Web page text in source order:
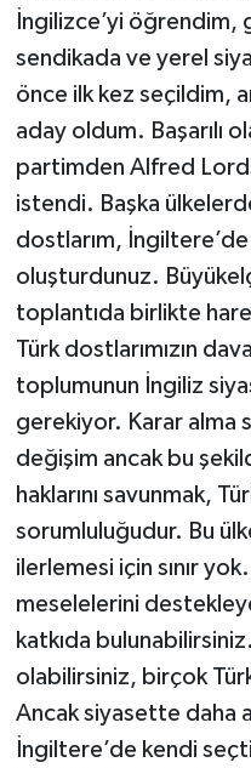
İngilizce’yi
sendikada ve yerel
önce ilk kez seçildim,
aday oldum. Başarılı
partimden Alfred
istendi. Başka
dostlarım,
oluşturdunuz.
toplantıda birlikte
Türk dostlarımızın
toplumunun İngiliz
gerekiyor. Karar alma
değişim ancak bu
haklarını savunmak,
sorumluluğudur. Bu
ilerlemesi için sınır
meselelerini
katkıda
olabilirsiniz, birçok
Ancak siyasette daha
İngiltere’de kendi